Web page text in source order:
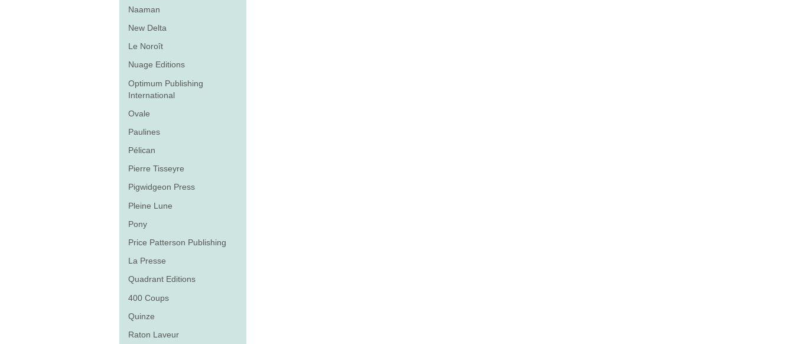
Naaman
New Delta
Le Noroît
Nuage Editions
Optimum Publishing
International
Ovale
Paulines
Pélican
Pierre Tisseyre
Pigwidgeon Press
Pleine Lune
Pony
Price Patterson Publishing
La Presse
Quadrant Editions
400 Coups
Quinze
Raton Laveur